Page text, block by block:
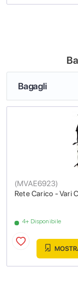
Bagagli
Rete Carico - Vari
(MVAE6923)
4+ Disponibile